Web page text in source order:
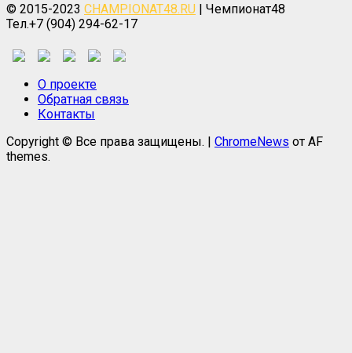
© 2015-2023 CHAMPIONAT48.RU | Чемпионат48
Тел.+7 (904) 294-62-17
О проекте
Обратная связь
Контакты
Copyright © Все права защищены.
ChromeNews от AF
themes.